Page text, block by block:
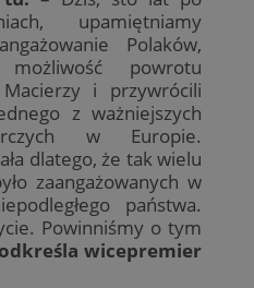
upamiętniamy
Polaków,
powrotu
i przywrócili
z ważniejszych
w Europie.
dlatego, że tak wielu
zaangażowanych w
państwa.
Powinniśmy o tym
wicepremier